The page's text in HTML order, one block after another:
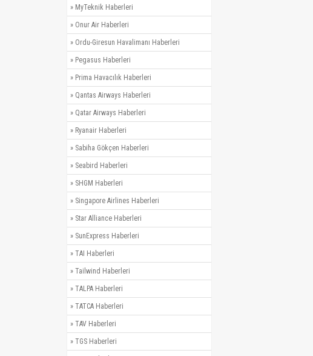
» MyTeknik Haberleri
» Onur Air Haberleri
» Ordu-Giresun Havalimanı Haberleri
» Pegasus Haberleri
» Prima Havacılık Haberleri
» Qantas Airways Haberleri
» Qatar Airways Haberleri
» Ryanair Haberleri
» Sabiha Gökçen Haberleri
» Seabird Haberleri
» SHGM Haberleri
» Singapore Airlines Haberleri
» Star Alliance Haberleri
» SunExpress Haberleri
» TAI Haberleri
» Tailwind Haberleri
» TALPA Haberleri
» TATCA Haberleri
» TAV Haberleri
» TGS Haberleri